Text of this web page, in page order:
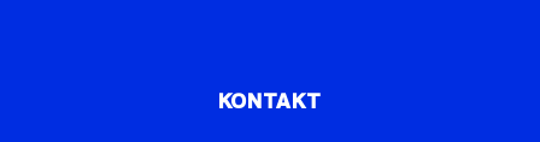
KONTAKT